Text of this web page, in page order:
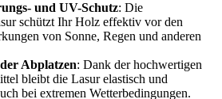
und UV-Schutz: Die
schützt Ihr Holz effektiv vor den
von Sonne, Regen und anderen
Abplatzen: Dank der hochwertigen
bleibt die Lasur elastisch und
bei extremen Wetterbedingungen.